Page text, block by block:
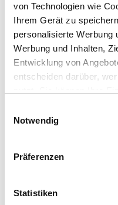
von Technologien wie
Ihrem Gerät zu
personalisierte Werbung
Werbung und Inhalten,
Entwicklung von
entscheiden darüber,
Trigger Symbol ändern
Informationen
können
Notwendig
Präferenzen
Statistiken